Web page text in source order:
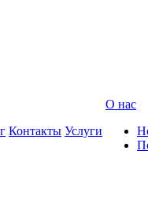
Контакты Услуги
О нас